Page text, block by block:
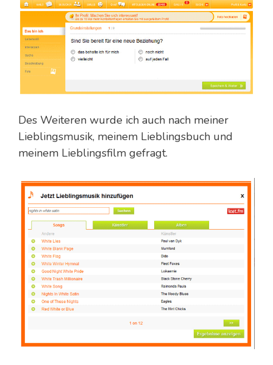
Des Weiteren wurde ich auch nach meiner
Lieblingsmusik, meinem Lieblingsbuch und
meinem Lieblingsfilm gefragt.